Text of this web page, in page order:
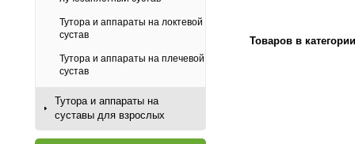
Тутора и аппараты на локтевой
сустав
Тутора и аппараты на плечевой
сустав
Тутора и аппараты на
суставы для взрослых
Товаров в